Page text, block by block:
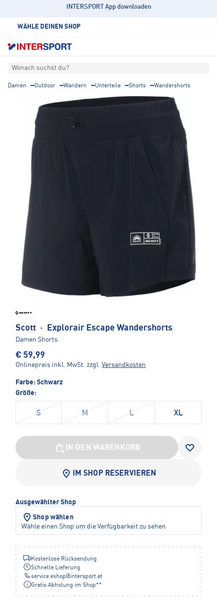
INTERSPORT App downloaden
WÄHLE DEINEN SHOP
Wonach suchst du?
Damen Outdoor Wandern Unterteile Shorts Wandershorts
Scott · Explorair Escape Wandershorts
Damen Shorts
€ 59,99
Onlinepreis inkl. MwSt. zzgl. Versandkosten
Farbe: Schwarz
Größe:
S M L XL
IN DEN WARENKORB
IM SHOP RESERVIEREN
Ausgewählter Shop
Shop wählen
Wähle einen Shop um die Verfügbarkeit zu sehen
Kostenlose Rücksendung
Schnelle Lieferung
service.eshop@intersport.at
Gratis Abholung im Shop**